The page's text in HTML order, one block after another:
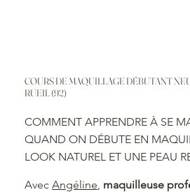
COURS DE MAQUILLAGE DÉBUTANT
RUEIL (92)
COMMENT APPRENDRE À SE
QUAND ON DÉBUTE EN
LOOK NATUREL ET UNE PEAU
AvecAngéline, maquilleuse